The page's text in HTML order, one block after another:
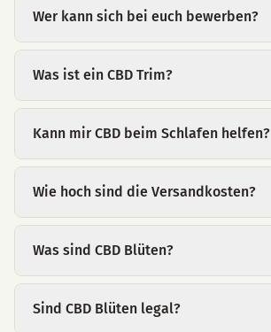
Wer kann sich bei euch bewerben?
Was ist ein CBD Trim?
Kann mir CBD beim Schlafen helfen?
Wie hoch sind die Versandkosten?
Was sind CBD Blüten?
Sind CBD Blüten legal?